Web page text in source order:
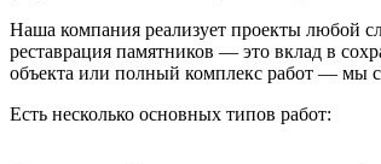
Наша компания реализует проекты любой
реставрация памятников — это вклад в
объекта или полный комплекс работ — мы
Есть несколько основных типов работ: